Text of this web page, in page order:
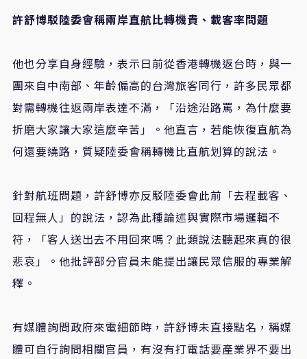
許舒博駁陸委會稱兩岸直航比轉機貴、載客率問題
他也分享自身經驗，表示日前從香港轉機返台時，與一
團來自中南部、年齡偏高的台灣旅客同行，許多民眾都
對需轉機往返兩岸表達不滿，「沿途沿路罵，為什麼要
折磨大家讓大家這麼辛苦」。他直言，若能恢復直航為
何還要繞路，質疑陸委會稱轉機比直航划算的說法。
針對航班問題，許舒博亦反駁陸委會此前「去程載客、
回程無人」的說法，認為此種論述與實際市場邏輯不
符，「客人送出去不用回來嗎？此類說法聽起來真的很
悲哀」。他批評部分官員未能提出讓民眾信服的專業解
釋。
有媒體詢問政府來電細節時，許舒博未直接點名，稱媒
體可自行詢問相關官員，有沒有打電話要產業界不要出